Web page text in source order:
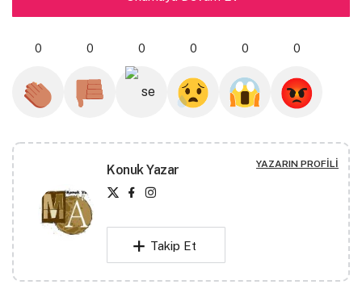
Babalar her şeyi bilir mi Tanrım ?
Mesela nasıl çalınır bir çocuğun umutları?
Kaç şiir, para eder diye sorar mı babalar?
Babalar her şeyi bilir mi Tanrım?
Ufacık umutları,
Gençliği, geleceği, pesinden sürükler mi?
0 0 0 0 0 0
Konuk Yazar YAZARIN PROFILI
Takip Et